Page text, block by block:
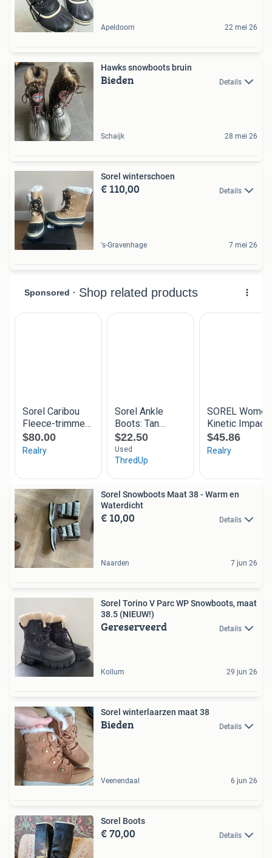
Apeldoorn 22 mei 26
Hawks snowboots bruin
Bieden Details
Schaijk 28 mei 26
Sorel winterschoen
€ 110,00 Details
's-Gravenhage 7 mei 26
Sorel Snowboots Maat 38 - Warm en
Waterdicht
€ 10,00 Details
Naarden 7 jun 26
Sorel Torino V Parc WP Snowboots, maat
38.5 (NIEUW!)
Gereserveerd Details
Kollum 29 jun 26
Sorel winterlaarzen maat 38
Bieden Details
Veenendaal 6 jun 26
Sorel Boots
€ 70,00 Details